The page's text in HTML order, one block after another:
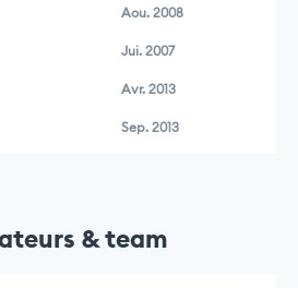
Aou. 2008
Jui. 2007
Avr. 2013
Sep. 2013
& team